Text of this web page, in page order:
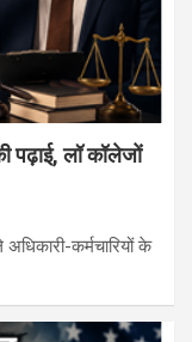
पढ़ाई, लॉ कॉलेजों
कर्मचारियों के